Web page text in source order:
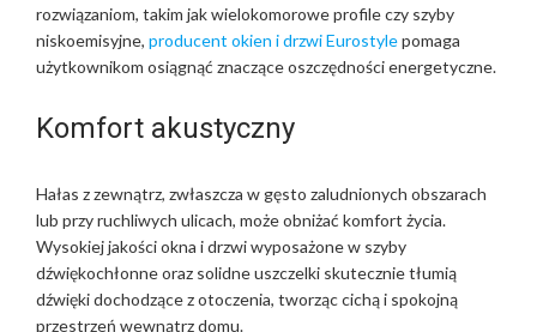
rozwiązaniom, takim jak wielokomorowe profile czy szyby
niskoemisyjne, producent okien i drzwi Eurostylepomaga
użytkownikom osiągnąć znaczące oszczędności energetyczne.
Komfort akustyczny
Hałas z zewnątrz, zwłaszcza w gęsto zaludnionych obszarach
lub przy ruchliwych ulicach, może obniżać komfort życia.
Wysokiej jakości okna i drzwi wyposażone w szyby
dźwiękochłonne oraz solidne uszczelki skutecznie tłumią
dźwięki dochodzące z otoczenia, tworząc cichą i spokojną
przestrzeń wewnątrz domu.